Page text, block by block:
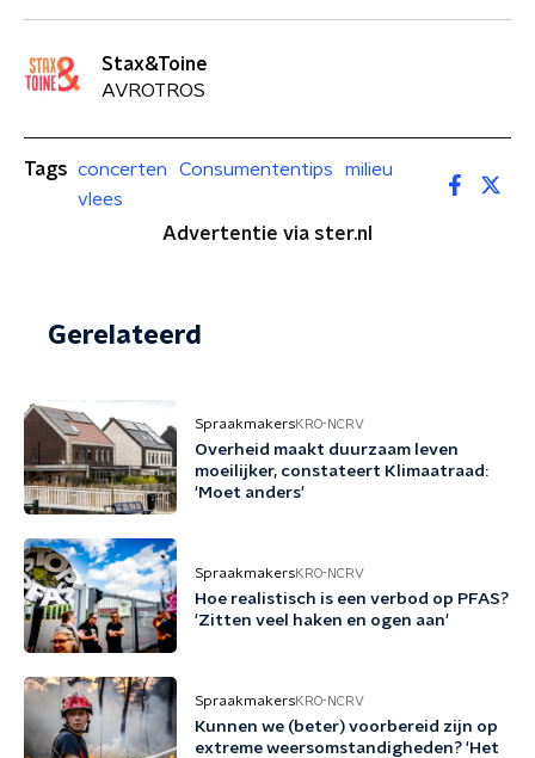
Stax&Toine
AVROTROS
Tags concerten Consumententips
milieu
vlees
Advertentie via ster.nl
Gerelateerd
SpraakmakersKRO-NCRV
Overheid maakt duurzaam leven
moeilijker, constateert Klimaatraad:
'Moet anders'
SpraakmakersKRO-NCRV
Hoe realistisch is een verbod op PFAS?
'Zitten veel haken en ogen aan'
SpraakmakersKRO-NCRV
Kunnen we (beter) voorbereid zijn op
extreme weersomstandigheden? 'Het